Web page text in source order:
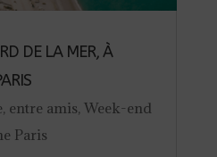
DE LA MER, À
, entre amis, Week-end
Paris